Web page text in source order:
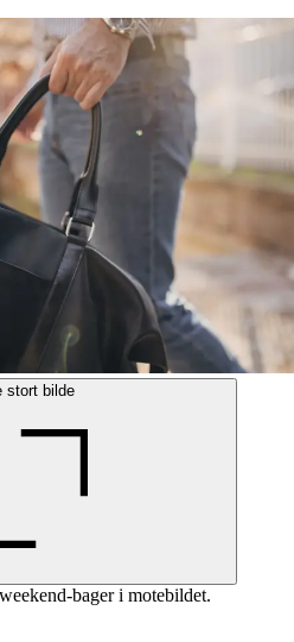
stort bilde
bager i motebildet.